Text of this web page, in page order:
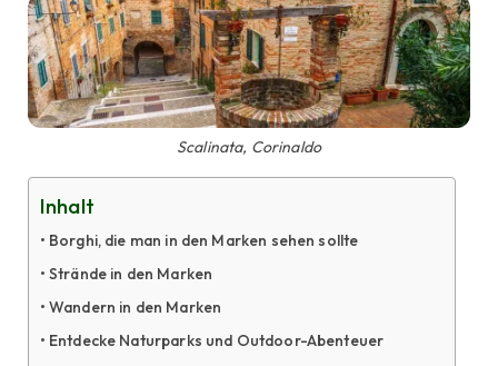
Scalinata, Corinaldo
Inhalt
Borghi, die man in den Marken sehen sollte
Strände in den Marken
Wandern in den Marken
Entdecke Naturparks und Outdoor-Abenteuer